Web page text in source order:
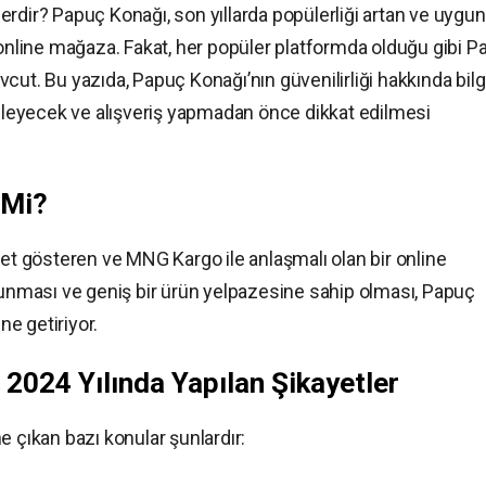
Papuç Konağı, son yıllarda popülerliği artan ve uygun
mağaza. Fakat, her popüler platformda olduğu gibi
Bu yazıda, Papuç Konağı’nın güvenilirliği hakkında
ve alışveriş yapmadan önce dikkat edilmesi
gösteren ve MNG Kargo ile anlaşmalı olan bir online
ve geniş bir ürün yelpazesine sahip olması, Papuç
getiriyor.
Yılında Yapılan Şikayetler
çıkan bazı konular şunlardır: